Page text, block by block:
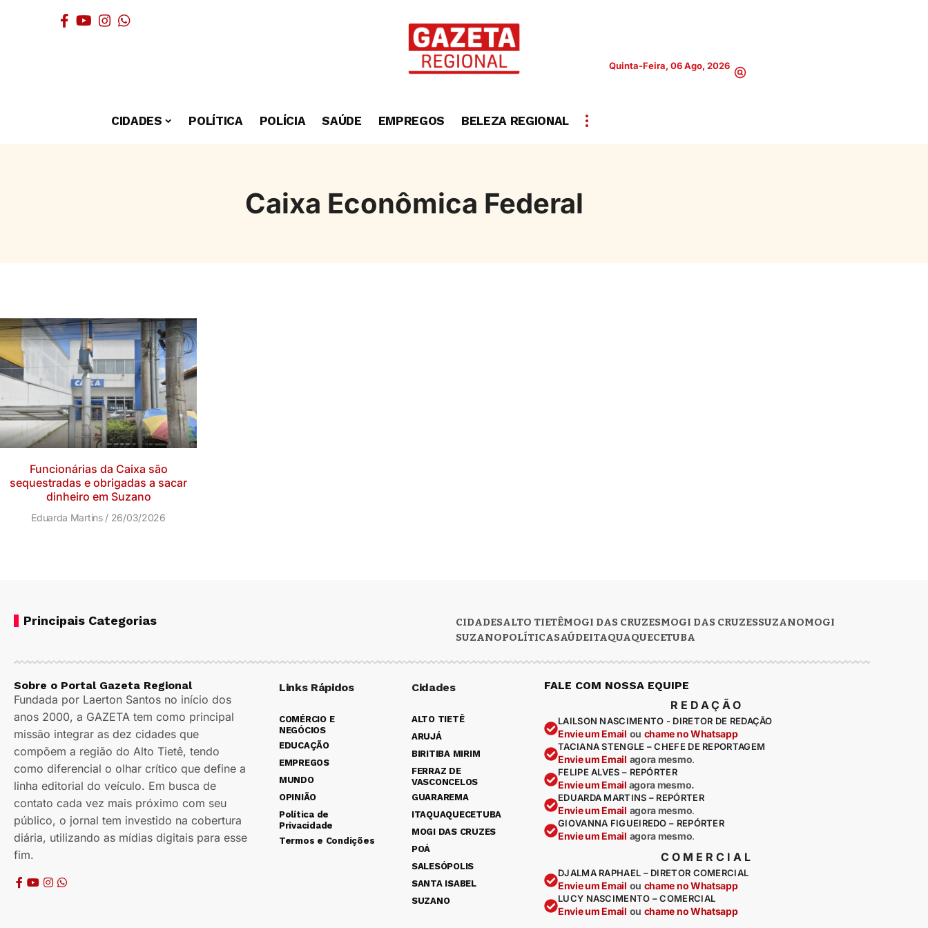
Quinta-Feira, 06 Ago, 2026
CIDADES POLÍTICA POLÍCIA SAÚDE EMPREGOS BELEZA REGIONAL
Caixa Econômica Federal
Funcionárias da Caixa são
sequestradas e obrigadas a sacar
dinheiro em Suzano
Eduarda Martins 26/03/2026
Principais Categorias CIDADESALTO TIETÊMOGI DAS CRUZESMOGI DAS CRUZESSUZANOMOGI
SUZANOPOLÍTICASAÚDEITAQUAQUECETUBA
Sobre o Portal Gazeta Regional
Fundada por Laerton Santos no início dos
anos 2000, a GAZETA tem como principal
missão integrar as dez cidades que
compõem a região do Alto Tietê, tendo
como diferencial o olhar crítico que define a
linha editorial do veículo. Em busca de
contato cada vez mais próximo com seu
público, o jornal tem investido na cobertura
diária, utilizando as mídias digitais para esse
fim.
Links Rápidos
COMÉRCIO E
NEGÓCIOS
EDUCAÇÃO
EMPREGOS
MUNDO
OPINIÃO
Política de
Privacidade
Termos e Condições
Cidades
ALTO TIETÊ
ARUJÁ
BIRITIBA MIRIM
FERRAZ DE
VASCONCELOS
GUARAREMA
ITAQUAQUECETUBA
MOGI DAS CRUZES
POÁ
SALESÓPOLIS
SANTA ISABEL
SUZANO
FALE COM NOSSA EQUIPE
REDAÇÃO
LAILSON NASCIMENTO - DIRETOR DE REDAÇÃO
Envie um Email ou chame no Whatsapp
TACIANA STENGLE – CHEFE DE REPORTAGEM
Envie um Email agora mesmo.
FELIPE ALVES – REPÓRTER
Envie um Email agora mesmo.
EDUARDA MARTINS – REPÓRTER
Envie um Email agora mesmo.
GIOVANNA FIGUEIREDO – REPÓRTER
Envie um Email agora mesmo.
COMERCIAL
DJALMA RAPHAEL – DIRETOR COMERCIAL
Envie um Email ou chame no Whatsapp
LUCY NASCIMENTO – COMERCIAL
Envie um Email ou chame no Whatsapp